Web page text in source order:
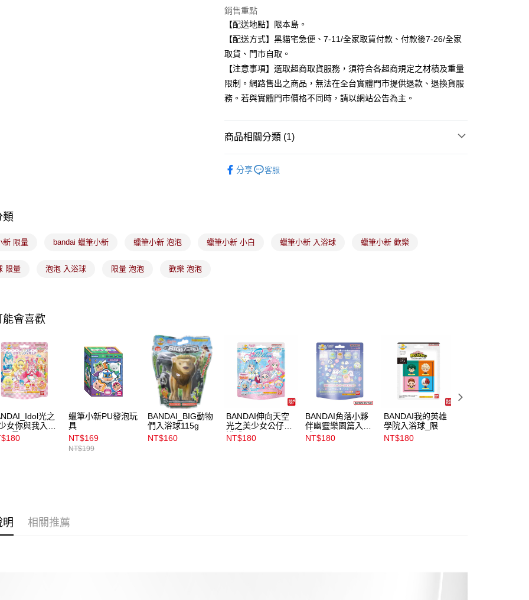
合作金庫商業銀行
華南商業銀行
上海商業儲蓄銀行
國泰世華商業銀行
兆豐國際商業銀行
臺灣中小企業銀行
匯豐（台灣）商業銀行
華泰商業銀行
聯邦商業銀行
遠東國際商業銀行
玉山商業銀行
星展（台灣）商業銀行
超商取貨付款
LINE Pay
Apple Pay
街口支付
悠遊付
全盈+PAY
相關說明
3.實際核准額度、可分期數及費用金額請依後續交易確認頁面所載為準。
【注意事項】
1.本服務係由「台灣大哥大股份有限公司」（以下簡稱本公司）所提供，讓
用戶於交易時，得透過本服務購買商品或服務，並由商店將買賣／分期付
款買賣價金債權讓與本公司後，依約使用本公司帳單繳交帳款。
2.基於同意付款使用「大哥付你分期」之契約關係目的，商店將以您的個人
資料（包含姓名、電話或地址）提供予台灣大哥大進項蒐集、處理及利
用，由本公司與您本人進行分期帳單所需資料之確認、核對及更正。
3.完整用戶服務條款，請詳閱以下連結：https://oppay.tw/userRule
每筆NT$100，滿NT$899(含以上)免運費
付款後7-11取貨
每筆NT$100，滿NT$899(含以上)免運費
每筆NT$100，滿NT$899(含以上)免運費
銷售重點
【配送地點】限本島。
【配送方式】黑貓宅急便、7-11/全家取貨付款、付款後7-26/全家
取貨、門市自取。
【注意事項】選取超商取貨服務，須符合各超商規定之材積及重量
限制。網路售出之商品，無法在全台實體門市提供退款、退換貨服
務。若與實體門市價格不同時，請以網站公告為主。
商品相關分類 (1)
分享
客服
類
新 限量 bandai 蠟筆小新 蠟筆小新 泡泡 蠟筆小新 小白 蠟筆小新 入浴球 蠟筆小新 歡樂
限量 泡泡 入浴球 限量 泡泡 歡樂 泡泡
能會喜歡
光之
女你與我入浴
限量
蠟筆小新PU發泡玩
具
NT$169
NT$199
BANDAI_BIG動物
們入浴球115g
NT$160
BANDAI伸向天空
光之美少女公仔入
浴球2023
NT$180
BANDAI角落小夥
伴幽靈樂園篇入浴
球
NT$180
BANDAI我的英雄
學院入浴球_限
NT$180
明 相關推薦